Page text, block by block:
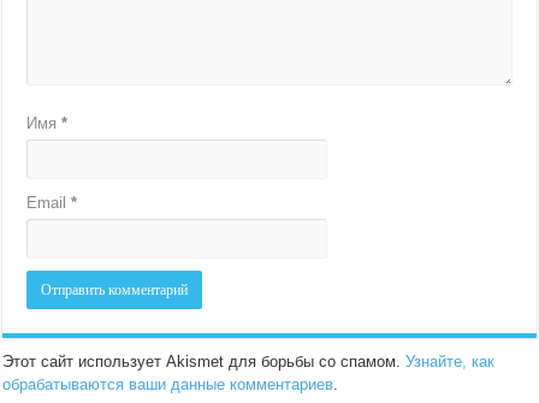
Имя*
Email*
Этот сайт использует Akismet для борьбы со спамом.Узнайте, как
обрабатываются ваши данные комментариев.